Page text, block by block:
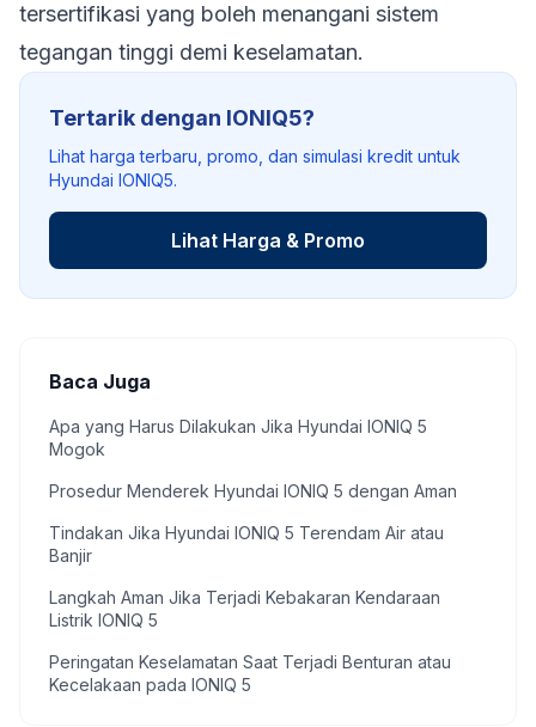
tersertifikasi yang boleh menangani sistem
tegangan tinggi demi keselamatan.
Tertarik dengan IONIQ5?
Lihat harga terbaru, promo, dan simulasi kredit untuk
Hyundai IONIQ5.
Lihat Harga & Promo
Baca Juga
Apa yang Harus Dilakukan Jika Hyundai IONIQ 5
Mogok
Prosedur Menderek Hyundai IONIQ 5 dengan Aman
Tindakan Jika Hyundai IONIQ 5 Terendam Air atau
Banjir
Langkah Aman Jika Terjadi Kebakaran Kendaraan
Listrik IONIQ 5
Peringatan Keselamatan Saat Terjadi Benturan atau
Kecelakaan pada IONIQ 5